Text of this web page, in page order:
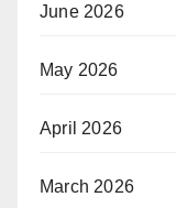
June 2026
May 2026
April 2026
March 2026